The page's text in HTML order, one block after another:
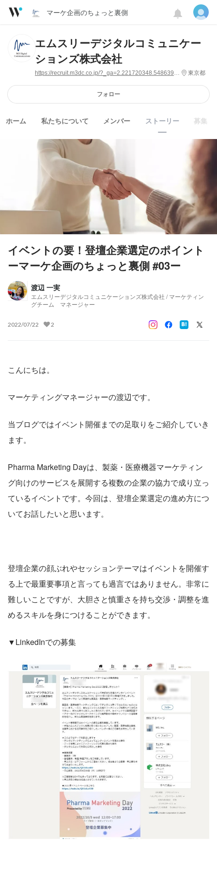
マーケ企画のちょっと裏側
エムスリーデジタルコミュニケー
ションズ株式会社
https://recruit.m3dc.co.jp/?_ga=2.221720348.548639145.1671597801-970744653.1655426258 東京都
フォロー
ホーム 私たちについて メンバー ストーリー 募集
イベントの要！登壇企業選定のポイント
ーマーケ企画のちょっと裏側 #03ー
渡辺 一実
エムスリーデジタルコミュニケーションズ株式会社 / マーケティン
グチーム マネージャー
2022/07/22 2
こんにちは。
マーケティングマネージャーの渡辺です。
当ブログではイベント開催までの足取りをご紹介していき
ます。
Pharma Marketing Dayは、製薬・医療機器マーケティン
グ向けのサービスを展開する複数の企業の協力で成り立っ
ているイベントです。今回は、登壇企業選定の進め方につ
いてお話したいと思います。
登壇企業の顔ぶれやセッションテーマはイベントを開催す
る上で最重要事項と言っても過言ではありません。非常に
難しいことですが、大胆さと慎重さを持ち交渉・調整を進
めるスキルを身につけることができます。
▼LinkedInでの募集